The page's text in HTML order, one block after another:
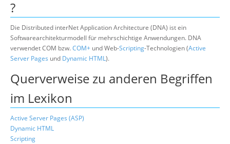
?
Die Distributed interNet Application Architecture (DNA) ist ein
Softwarearchitekturmodell für mehrschichtige Anwendungen. DNA
verwendet COM bzw.COM+ und Web-Scripting-Technologien (Active
Server Pages und Dynamic HTML).
Querverweise zu anderen Begriffen
im Lexikon
Active Server Pages (ASP)
Dynamic HTML
Scripting